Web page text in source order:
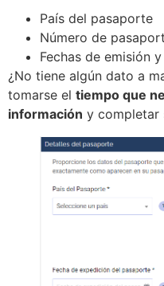
País del pasaporte
Número de
Fechas de emisión
¿No tiene algún dato a
tomarse el tiempo que
información y completar